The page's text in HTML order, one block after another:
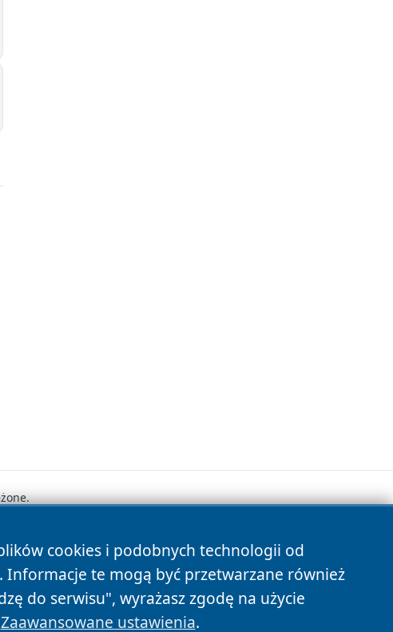
cookies i podobnych technologii od
Informacje te mogą być przetwarzane również
do serwisu", wyrażasz zgodę na użycie
Zaawansowane ustawienia.